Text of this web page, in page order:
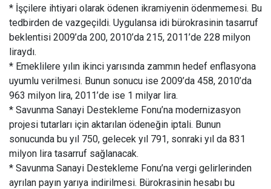
* İşçilere ihtiyari olarak ödenen ikramiyenin ödenmemesi. Bu
tedbirden de vazgeçildi. Uygulansa idi bürokrasinin tasarruf
beklentisi 2009’da 200, 2010’da 215, 2011’de 228 milyon
liraydı.
* Emeklilere yılın ikinci yarısında zammın hedef enflasyona
uyumlu verilmesi. Bunun sonucu ise 2009’da 458, 2010’da
963 milyon lira, 2011’de ise 1 milyar lira.
* Savunma Sanayi Destekleme Fonu’na modernizasyon
projesi tutarları için aktarılan ödeneğin iptali. Bunun
sonucunda bu yıl 750, gelecek yıl 791, sonraki yıl da 831
milyon lira tasarruf sağlanacak.
* Savunma Sanayi Destekleme Fonu’na vergi gelirlerinden
ayrılan payın yarıya indirilmesi. Bürokrasinin hesabı bu